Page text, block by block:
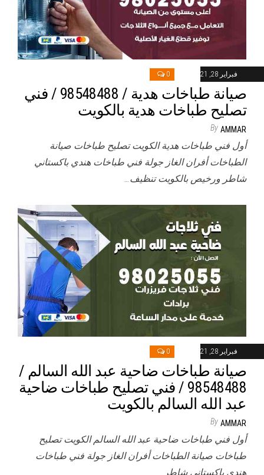
فبراير 28, 2021 0
صيانة طباخات هدية / 98548488 / فني
تصليح طباخات هدية بالكويت
By AMMAR
أول فني طباخات هدية الكويت تصليح طباخات صيانة
الطباخات أفران الغاز جولة فني طباخات هندي باكستاني
شاطر ورخيص بالكويت تنظيف…
فبراير 28, 2021 0
صيانة طباخات ضاحية عبد الله السالم /
98548488 / فني تصليح طباخات ضاحية
عبد الله السالم بالكويت
By AMMAR
أول فني طباخات ضاحية عبد الله السالم الكويت تصليح
طباخات صيانة الطباخات أفران الغاز جولة فني طباخات
هندي باكستاني شاطر…